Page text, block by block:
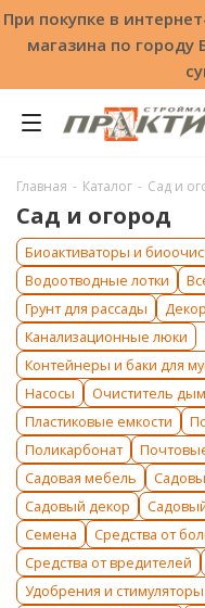
При покупке в
магазина по городу
Главная - Каталог - Сад и
Сад и огород
Биоактиваторы и
Водоотводные лотки
Грунт для рассады
Канализационные люки
Контейнеры и баки для
Насосы
Очиститель
Пластиковые емкости
Поликарбонат
Садовая мебель
Садовый декор
Семена
Средства от
Средства от вредителей
Удобрения и стимуляторы